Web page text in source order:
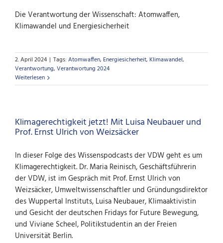
Die Verantwortung der Wissenschaft: Atomwaffen,
Klimawandel und Energiesicherheit
2. April 2024 | Tags: Atomwaffen, Energiesicherheit, Klimawandel,
Verantwortung, Verantwortung 2024
Weiterlesen
Klimagerechtigkeit jetzt! Mit Luisa Neubauer und
Prof. Ernst Ulrich von Weizsäcker
In dieser Folge des Wissenspodcasts der VDW geht es um
Klimagerechtigkeit. Dr. Maria Reinisch, Geschäftsführerin
der VDW, ist im Gespräch mit Prof. Ernst Ulrich von
Weizsäcker, Umweltwissenschaftler und Gründungsdirektor
des Wuppertal Instituts, Luisa Neubauer, Klimaaktivistin
und Gesicht der deutschen Fridays for Future Bewegung,
und Viviane Scheel, Politikstudentin an der Freien
Universität Berlin.